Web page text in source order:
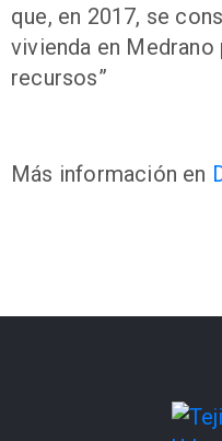
que, en 2017, se
vivienda en
recursos”
Más información en